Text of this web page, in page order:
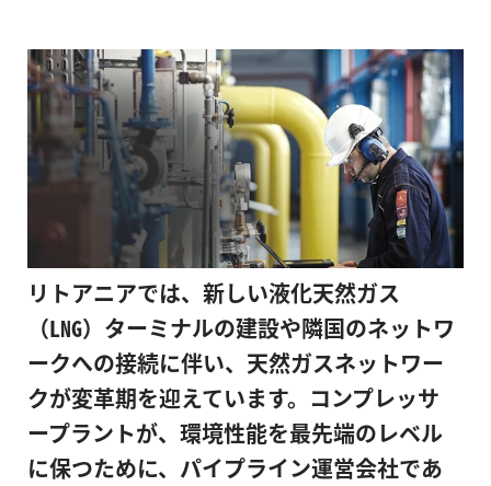
リトアニアでは、新しい液化天然ガス
（LNG）ターミナルの建設や隣国のネットワ
ークへの接続に伴い、天然ガスネットワー
クが変革期を迎えています。コンプレッサ
ープラントが、環境性能を最先端のレベル
に保つために、パイプライン運営会社であ